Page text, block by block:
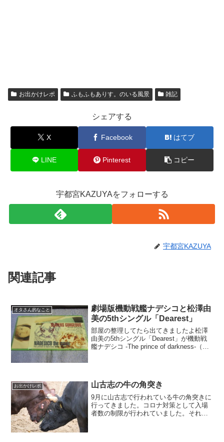
お出かけレポ ふもふもありす。のいる風景 雑記
シェアする
X Facebook はてブ
LINE Pinterest コピー
宇都宮KAZUYAをフォローする
宇都宮KAZUYA
関連記事
オタさん的なこと
劇場版機動戦艦ナデシコと松澤由
美の5thシングル「Dearest」
部屋の整理してたら出てきましたよ松澤
由美の5thシングル「Dearest」が機動戦
艦ナデシコ -The prince of darkness-（劇
お出かけレポ 山古志の牛の角突き
9月に山古志で行われている牛の角突きに
行ってきました。コロナ対策として入場
者数の制限が行われていました。それで